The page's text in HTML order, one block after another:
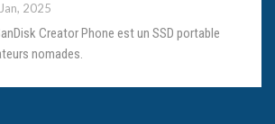
2025
Creator Phone est un SSD portable
nomades.